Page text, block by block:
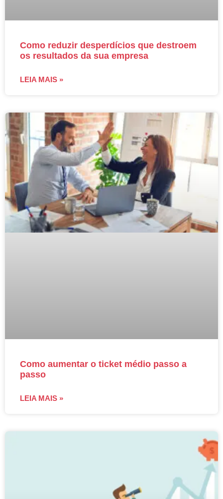
Como reduzir desperdícios que destroem
os resultados da sua empresa
LEIA MAIS »
Como aumentar o ticket médio passo a
passo
LEIA MAIS »